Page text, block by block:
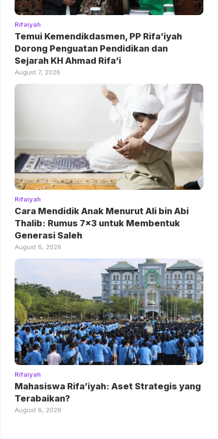
Rifaiyah
Temui Kemendikdasmen, PP Rifa’iyah
Dorong Penguatan Pendidikan dan
Sejarah KH Ahmad Rifa’i
August 7, 2026
Rifaiyah
Cara Mendidik Anak Menurut Ali bin Abi
Thalib: Rumus 7×3 untuk Membentuk
Generasi Saleh
August 6, 2026
Rifaiyah
Mahasiswa Rifa’iyah: Aset Strategis yang
Terabaikan?
August 6, 2026